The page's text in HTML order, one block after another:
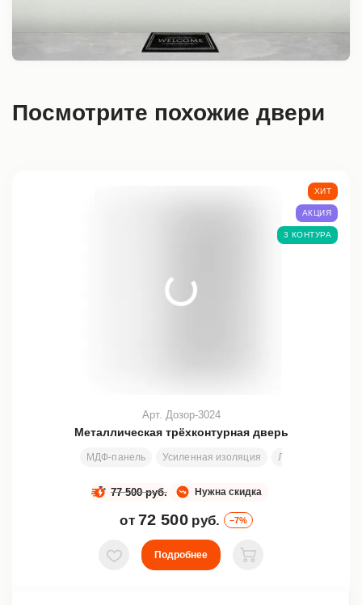
Посмотрите похожие двери
Металлическая трёхконтурная дверь
МДФ-панель Усиленная изоляция Любой размер
Арт. Дозор-3024
Нужна скидка
77 500 руб.
от 72 500 руб. –7%
ХИТ
АКЦИЯ
3 КОНТУРА
В избранное
Подробнее
В корзину